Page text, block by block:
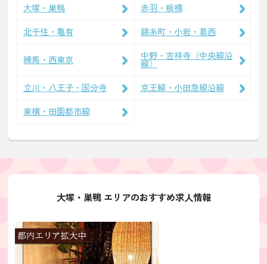
大塚・巣鴨
赤羽・板橋
北千住・亀有
錦糸町・小岩・葛西
練馬・西東京 中野・吉祥寺（中央線沿
線）
立川・八王子・国分寺
京王線・小田急線沿線
東横・田園都市線
大塚・巣鴨 エリアのおすすめ求人情報